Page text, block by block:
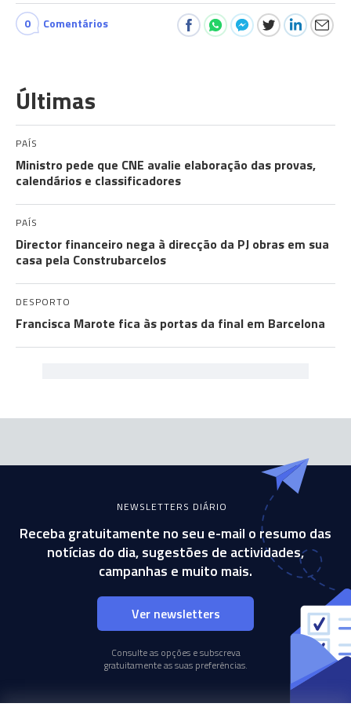
0 Comentários
Últimas
PAÍS
Ministro pede que CNE avalie elaboração das provas,
calendários e classificadores
PAÍS
Director financeiro nega à direcção da PJ obras em sua
casa pela Construbarcelos
DESPORTO
Francisca Marote fica às portas da final em Barcelona
NEWSLETTERS DIÁRIO
Receba gratuitamente no seu e-mail o resumo das
notícias do dia, sugestões de actividades,
campanhas e muito mais.
Ver newsletters
Consulte as opções e subscreva
gratuitamente as suas preferências.